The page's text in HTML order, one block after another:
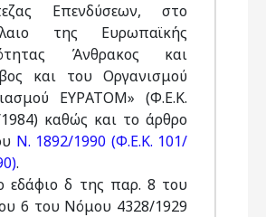
Επενδύσεων, στο
της Ευρωπαϊκής
Άνθρακος και
και του Οργανισμού
ΕΥΡΑΤΟΜ» (Φ.Ε.Κ.
καθώς και το άρθρο
Ν. 1892/1990 (Φ.Ε.Κ. 101/
.
εδάφιο δ της παρ. 8 του
6 του Νόμου 4328/1929